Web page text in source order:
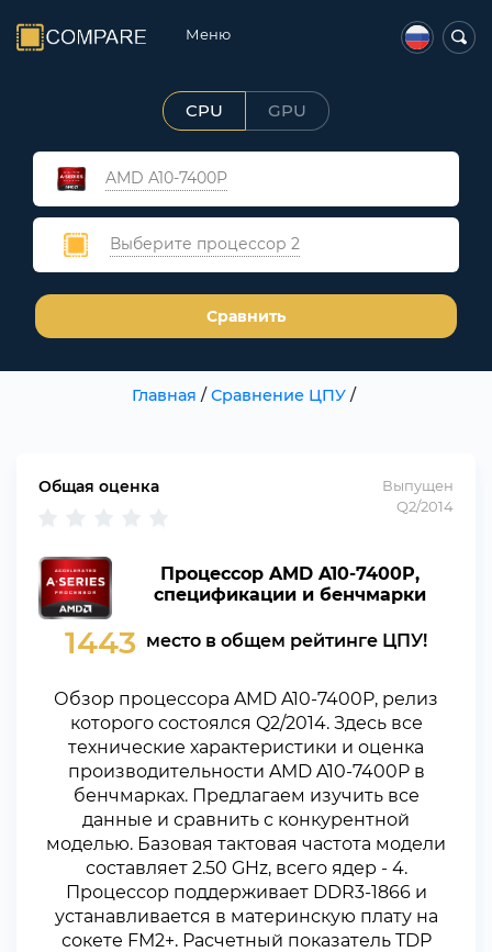
Меню
CPU GPU
AMD A10-7400P
Выберите процессор 2
Сравнить
Главная / Сравнение ЦПУ /
Общая оценка
Выпущен
Q2/2014
Процессор AMD A10-7400P,
спецификации и бенчмарки
1443 место в общем рейтинге ЦПУ!
Обзор процессора AMD A10-7400P, релиз
которого состоялся Q2/2014. Здесь все
технические характеристики и оценка
производительности AMD A10-7400P в
бенчмарках. Предлагаем изучить все
данные и сравнить с конкурентной
моделью. Базовая тактовая частота модели
составляет 2.50 GHz, всего ядер - 4.
Процессор поддерживает DDR3-1866 и
устанавливается в материнскую плату на
сокете FM2+. Расчетный показатель TDP